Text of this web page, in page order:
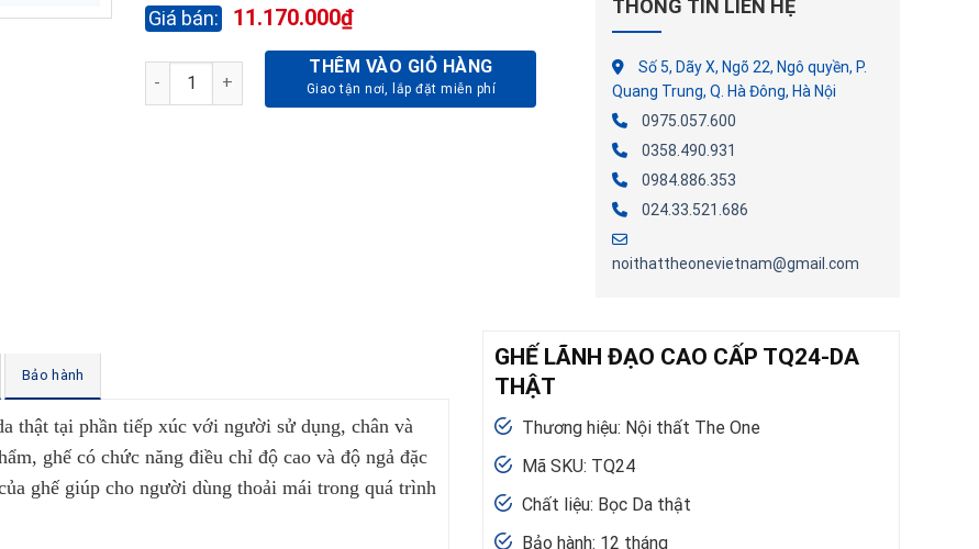
11.170.000₫
GHẾ LÃNH ĐẠO CAO CẤP TQ24-DA THẬT số lượng
THÊM VÀO GIỎ HÀNG
THÔNG TIN LIÊN HỆ
Số 5, Dãy X, Ngõ 22, Ngô quyền, P.
Quang Trung, Q. Hà Đông, Hà Nội
0975.057.600
0358.490.931
0984.886.353
024.33.521.686
noithattheonevietnam@gmail.com
Bảo hành
thật tại phần tiếp xúc với người sử dụng, chân và
ghế có chức năng điều chỉ độ cao và độ ngả đặc
ghế giúp cho người dùng thoải mái trong quá trình
GHẾ LÃNH ĐẠO CAO CẤP TQ24-DA
THẬT
Thương hiệu: Nội thất The One
Mã SKU: TQ24
Chất liệu: Bọc Da thật
Bảo hành: 12 tháng